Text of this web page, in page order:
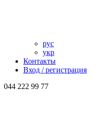
рус
укр
Контакты
Вход / регистрация
044 222 99 77